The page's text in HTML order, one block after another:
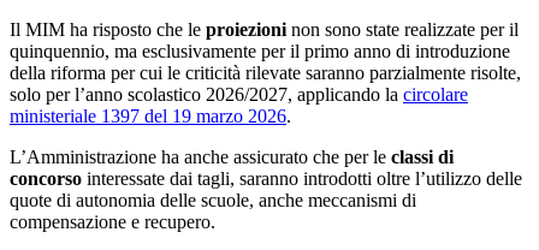
Il MIM ha risposto che le proiezioni non sono state realizzate per il
quinquennio, ma esclusivamente per il primo anno di introduzione
della riforma per cui le criticità rilevate saranno parzialmente risolte,
solo per l’anno scolastico 2026/2027, applicando la circolare
ministeriale 1397 del 19 marzo 2026.
L’Amministrazione ha anche assicurato che per le classi di
concorso interessate dai tagli, saranno introdotti oltre l’utilizzo delle
quote di autonomia delle scuole, anche meccanismi di
compensazione e recupero.